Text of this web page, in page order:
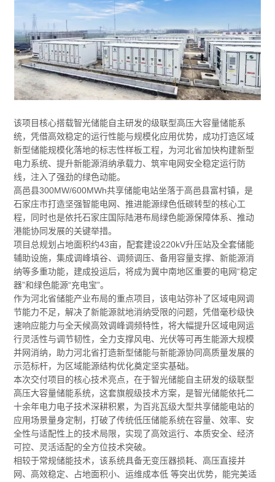
该项目核心搭载智光储能自主研发的级联型高压大容量储能系
统，凭借高效稳定的运行性能与规模化应用优势，成功打造区域
新型储能规模化落地的标志性样板工程，为河北省加快构建新型
电力系统、提升新能源消纳承载力、筑牢电网安全稳定运行防
线，注入了强劲的绿色动能。
高邑县300MW/600MWh共享储能电站坐落于高邑县富村镇，是
石家庄市打造坚强智能电网、推进能源绿色低碳转型的核心工
程，同时也是依托石家庄国际陆港布局绿色能源保障体系、推动
港能协同发展的关键举措。
项目总规划占地面积约43亩，配套建设220kV升压站及全套储能
辅助设施，集成调峰填谷、调频调压、备用容量支撑、新能源消
纳等多重功能，建成投运后，将成为冀中南地区重要的电网“稳定
器”和绿色能源“充电宝”。
作为河北省储能产业布局的重点项目，该电站弥补了区域电网调
节能力不足，解决了新能源就地消纳受限的问题，凭借毫秒级快
速响应能力与全天候高效调峰调频特性，将大幅提升区域电网运
行灵活性与调节韧性，全力支撑风电、光伏等可再生能源大规模
并网消纳，助力河北省打造新型储能与新能源协同高质量发展的
示范标杆，为区域能源结构优化奠定坚实基础。
本次交付项目的核心技术亮点，在于智光储能自主研发的级联型
高压大容量储能系统，这套旗舰级技术方案，是智光储能依托二
十余年电力电子技术深耕积累，为百兆瓦级大型共享储能电站的
应用场景量身定制，打破了传统低压储能系统在容量、效率、安
全性与适配性上的技术局限，实现了高效运行、本质安全、经济
可控、灵活适配的全方位技术突破。
相较于常规储能技术，该系统具备无变压器损耗、高压直接并
网、高效稳定、占地面积小、运维成本低 等突出优势，能完美适